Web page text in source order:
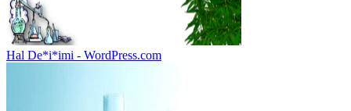
Hal De*i*imi - WordPress.com